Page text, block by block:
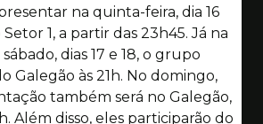
na quinta-feira, dia 16
1, a partir das 23h45. Já na
dias 17 e 18, o grupo
Galegão às 21h. No domingo,
também será no Galegão,
Além disso, eles participarão do